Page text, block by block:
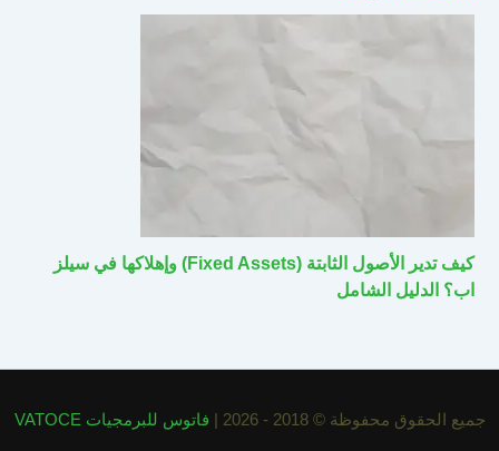
كيف تدير الأصول الثابتة (Fixed Assets) وإهلاكها في سيلز
اب؟ الدليل الشامل
جميع الحقوق محفوظة © 2018 - 2026 | فاتوس للبرمجيات VATOCE